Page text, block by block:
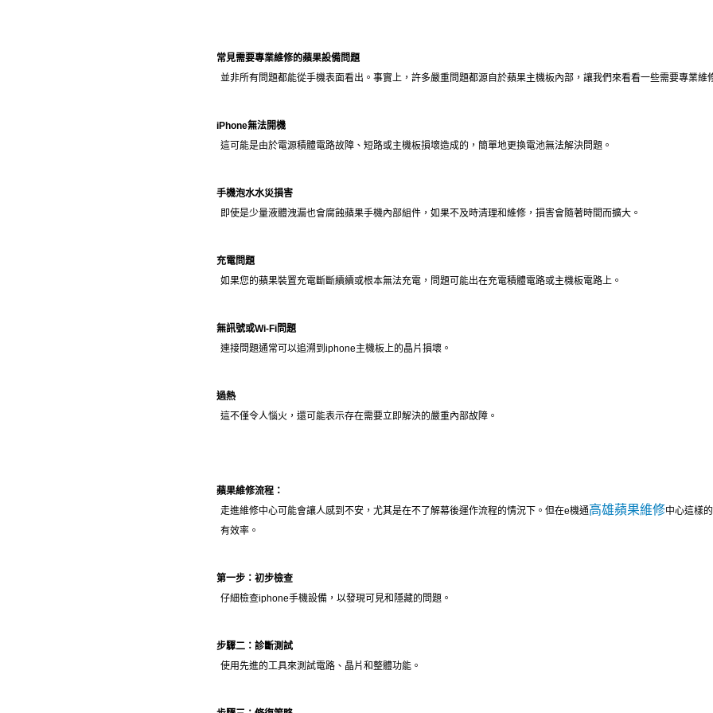
常見需要專業維修的蘋果設備問題
並非所有問題都能從手機表面看出。事實上，許多嚴重問題都源自於蘋果主機板內部，讓我們來看看一些需要專業維
iPhone無法開機
這可能是由於電源積體電路故障、短路或主機板損壞造成的，簡單地更換電池無法解決問題。
手機泡水水災損害
即使是少量液體洩漏也會腐蝕蘋果手機內部組件，如果不及時清理和維修，損害會隨著時間而擴大。
充電問題
如果您的蘋果裝置充電斷斷續續或根本無法充電，問題可能出在充電積體電路或主機板電路上。
無訊號或Wi-Fi問題
連接問題通常可以追溯到iphone主機板上的晶片損壞。
過熱
這不僅令人惱火，還可能表示存在需要立即解決的嚴重內部故障。
蘋果維修流程：
走進維修中心可能會讓人感到不安，尤其是在不了解幕後運作流程的情況下。但在e機通高雄蘋果維修中心這樣
有效率。
第一步：初步檢查
仔細檢查iphone手機設備，以發現可見和隱藏的問題。
步驟二：診斷測試
使用先進的工具來測試電路、晶片和整體功能。